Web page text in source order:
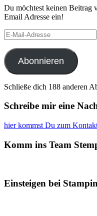
Du möchtest keinen Beitrag
Email Adresse ein!
E-
Mail-
Adresse
Abonnieren
Schließe dich 188 anderen
Schreibe mir eine
hier kommst Du zum
Komm ins Team
Einsteigen bei